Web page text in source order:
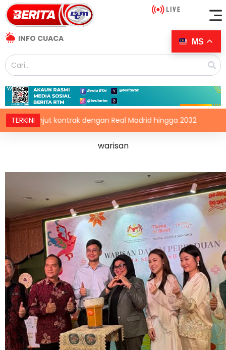
INFO CUACA
TERKINI
dengan Real Madrid hingga 2032 CDC Afrika pilih
warisan
MS